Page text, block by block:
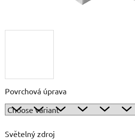
Povrchová úprava
Světelný zdroj